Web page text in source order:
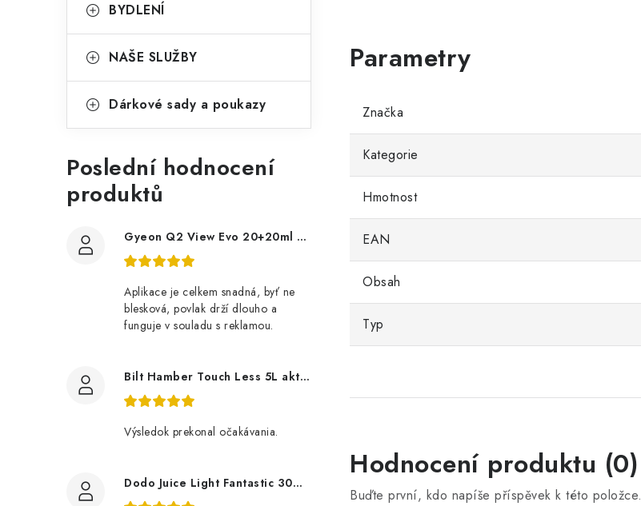
BYDLENÍ
NAŠE SLUŽBY
Dárkové sady a poukazy
Poslední hodnocení
produktů
Gyeon Q2 View Evo 20+20ml nanopovlak na okna
Aplikace je celkem snadná, byť ne
blesková, povlak drží dlouho a
funguje v souladu s reklamou.
Bilt Hamber Touch Less 5L aktivní pěna
Výsledok prekonal očakávania.
Dodo Juice Light Fantastic 30ml měkký vosk
Značka
Kategorie
Hmotnost
EAN
Obsah
Typ
Hodnocení produktu (0)
Buďte první, kdo napíše příspěvek k této položce.